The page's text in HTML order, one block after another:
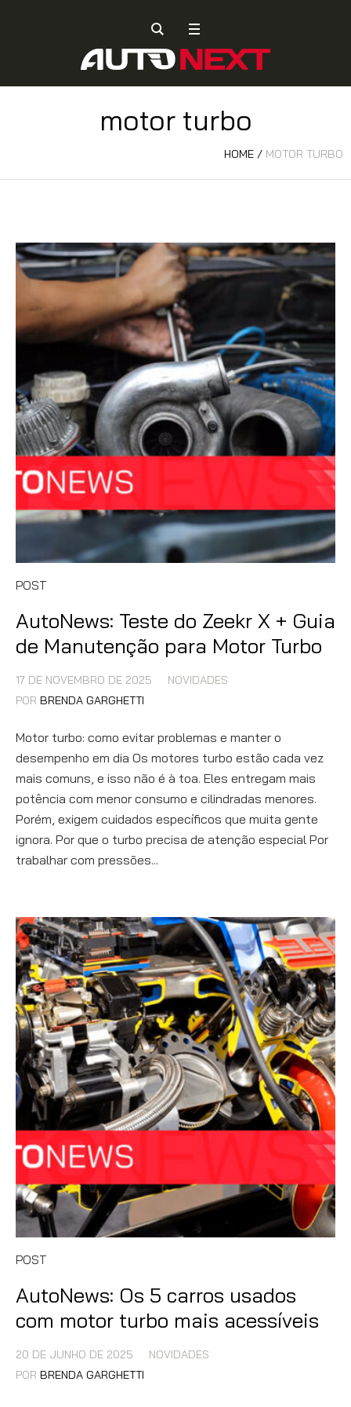
motor turbo
HOME / MOTOR TURBO
POST
AutoNews: Teste do Zeekr X + Guia
de Manutenção para Motor Turbo
17 DE NOVEMBRO DE 2025
NOVIDADES
POR BRENDA GARGHETTI
Motor turbo: como evitar problemas e manter o
desempenho em dia Os motores turbo estão cada vez
mais comuns, e isso não é à toa. Eles entregam mais
potência com menor consumo e cilindradas menores.
Porém, exigem cuidados específicos que muita gente
ignora. Por que o turbo precisa de atenção especial Por
trabalhar com pressões...
POST
AutoNews: Os 5 carros usados
com motor turbo mais acessíveis
20 DE JUNHO DE 2025
NOVIDADES
POR BRENDA GARGHETTI